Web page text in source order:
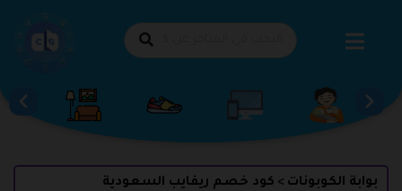
بوابة الكوبونات > كود خصم ريفايب السعودية